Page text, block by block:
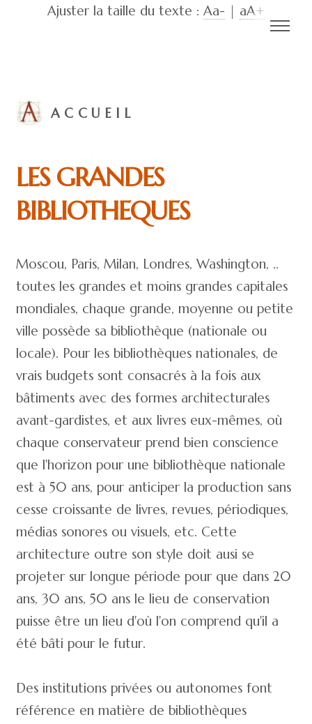
Ajuster la taille du texte : Aa- | aA+
ACCUEIL
LES GRANDES
BIBLIOTHEQUES
Moscou, Paris, Milan, Londres, Washington, ..
toutes les grandes et moins grandes capitales
mondiales, chaque grande, moyenne ou petite
ville possède sa bibliothèque (nationale ou
locale). Pour les bibliothèques nationales, de
vrais budgets sont consacrés à la fois aux
bâtiments avec des formes architecturales
avant-gardistes, et aux livres eux-mêmes, où
chaque conservateur prend bien conscience
que l'horizon pour une bibliothèque nationale
est à 50 ans, pour anticiper la production sans
cesse croissante de livres, revues, périodiques,
médias sonores ou visuels, etc. Cette
architecture outre son style doit ausi se
projeter sur longue période pour que dans 20
ans, 30 ans, 50 ans le lieu de conservation
puisse être un lieu d'où l'on comprend qu'il a
été bâti pour le futur.
Des institutions privées ou autonomes font
référence en matière de bibliothèques